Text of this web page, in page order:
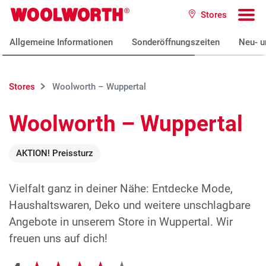
Zum Hauptinhalt
Woolworth GmbH Stores
Allgemeine Informationen Sonderöffnungszeiten Neu-
Stores Woolworth – Wuppertal
Woolworth – Wuppertal
AKTION! Preissturz
Vielfalt ganz in deiner Nähe: Entdecke Mode,
Haushaltswaren, Deko und weitere unschlagbare
Angebote in unserem Store in Wuppertal. Wir
freuen uns auf dich!